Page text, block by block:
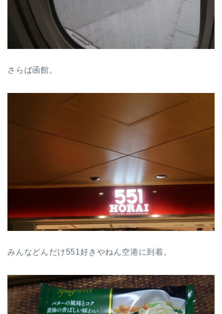
さらば函館。
みんなどんだけ551好きやねん空港に到着。